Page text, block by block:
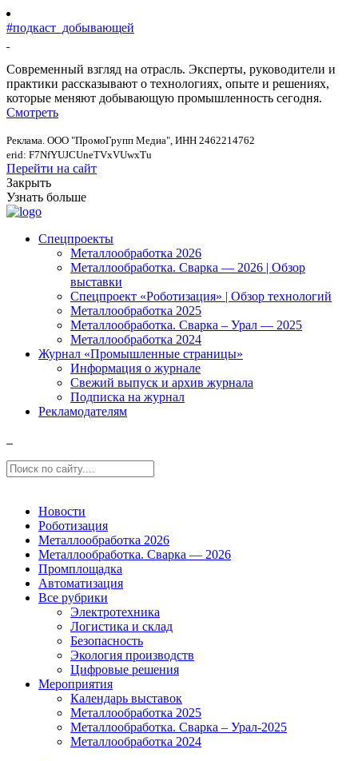
#подкаст_добывающей
Современный взгляд на отрасль. Эксперты, руководители и
практики рассказывают о технологиях, опыте и решениях,
которые меняют добывающую промышленность сегодня.
Смотреть
Реклама. ООО "ПромоГрупп Медиа", ИНН 2462214762
erid: F7NfYUJCUneTVxVUwxTu
Перейти на сайт
Закрыть
Узнать больше
Спецпроекты
Металлообработка 2026
Металлообработка. Сварка — 2026 | Обзор
выставки
Спецпроект «Роботизация» | Обзор технологий
Металлообработка 2025
Металлообработка. Сварка – Урал — 2025
Металлообработка 2024
Журнал «Промышленные страницы»
Информация о журнале
Свежий выпуск и архив журнала
Подписка на журнал
Рекламодателям
Новости
Роботизация
Металлообработка 2026
Металлообработка. Сварка — 2026
Промплощадка
Автоматизация
Все рубрики
Электротехника
Логистика и склад
Безопасность
Экология производств
Цифровые решения
Мероприятия
Календарь выставок
Металлообработка 2025
Металлообработка. Сварка – Урал-2025
Металлообработка 2024